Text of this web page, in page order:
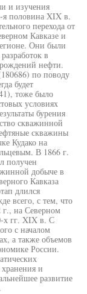
и изучения
я половина XIX в.
перехода от
Кавказе и
Они были
в
нефти.
по поводу
будет
тоже было
условиях
бурения
скважинной
скважины
Кудако на
В 1866 г.
получен
добыче в
Кавказа
длился
всего, с тем, что
г., на Северном
х гг. XIX в. С
с началом
а также объемов
России.
и
развитие